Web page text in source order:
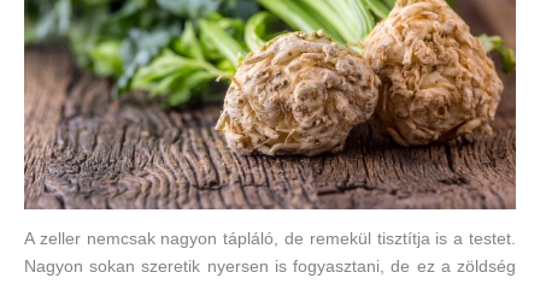
A zeller nemcsak nagyon tápláló, de remekül tisztítja is a testet.
Nagyon sokan szeretik nyersen is fogyasztani, de ez a zöldség